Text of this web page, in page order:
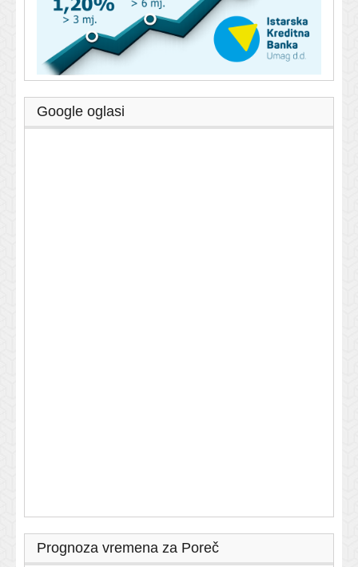
Google oglasi
Prognoza vremena za Poreč